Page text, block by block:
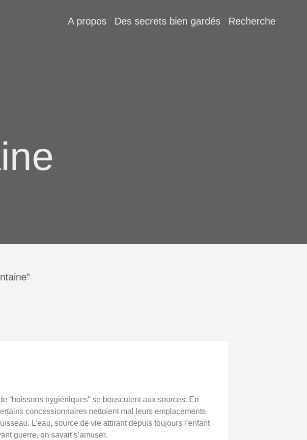
A propos Des secrets bien gardés Recherche
“boissons hygiéniques” se bousculent aux sources. En
concessionnaires nettoient mal leurs emplacements
L’eau, source de vie attirant depuis toujours l’enfant
guerre, on savait s’amuser.